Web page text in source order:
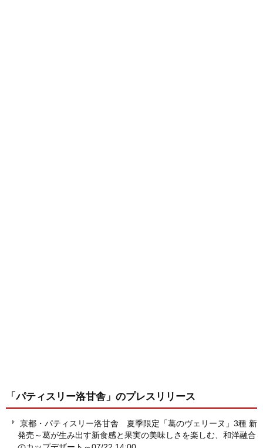
「パティスリー洛甘舎」 のプレスリリース
京都・パティスリー洛甘舎 夏季限定「葛のヴェリーヌ」3種 新
発売～葛が生み出す新食感と果実の美味しさを楽しむ、和洋融合